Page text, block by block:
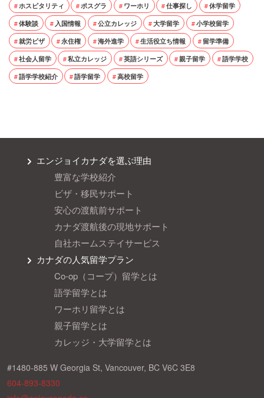
ホスピタリティ
ポスグラ ワーホリ 仕事探し
休学留学
体験談
入国情報 公立カレッジ 大学留学
小学校留学
就労ビザ
永住権 海外進学 生活役立ち情報
留学準備
社会人留学
私立カレッジ 英語シリーズ 親子留学
語学学校
語学学校紹介
語学留学 高校留学
エンジョイカナダを選ぶ理由
豊富な学校紹介
ビザ・移民サポート
安心の渡航前サポート
カナダ渡航後の現地サポート
自社ホームステイサービス
カナダの人気留学プラン
Co-op（コープ）留学とは
語学留学とは
ワーホリ留学とは
親子留学とは
カレッジ・大学留学とは
#1480-885 W Georgia St, Vancouver, BC V6C 3E8
604-893-8330